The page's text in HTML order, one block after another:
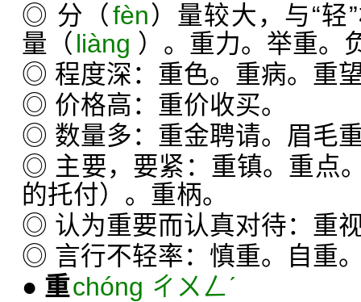
◎ 分（ fèn）量较大，与“轻
量（ liàng ）。重力。举重。
◎ 程度深：重色。重病。重
◎ 价格高：重价收买。
◎ 数量多：重金聘请。眉毛
◎ 主要，要紧：重镇。重点
的托付）。重柄。
◎ 认为重要而认真对待：重
◎ 言行不轻率：慎重。自重
● 重chóng ㄔㄨㄥˊ